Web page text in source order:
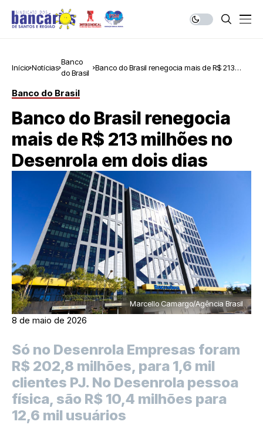
Início Notícias
Banco
do Brasil
Banco do Brasil renegocia mais de R$ 213
Banco do Brasil
Banco do Brasil renegocia
mais de R$ 213 milhões no
Desenrola em dois dias
Marcello Camargo/Agência Brasil
8 de maio de 2026
Só no Desenrola Empresas foram
R$ 202,8 milhões, para 1,6 mil
clientes PJ. No Desenrola pessoa
física, são R$ 10,4 milhões para
12,6 mil usuários